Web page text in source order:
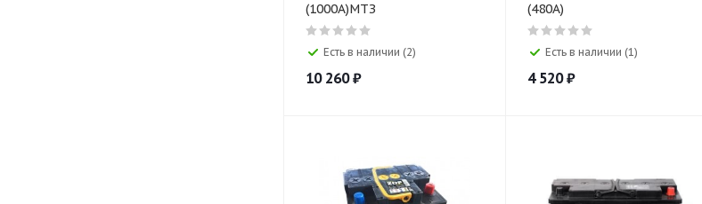
(1000A)МТЗ
Есть в наличии (2)
10 260₽
(480A)
Есть в наличии (1)
4 520₽